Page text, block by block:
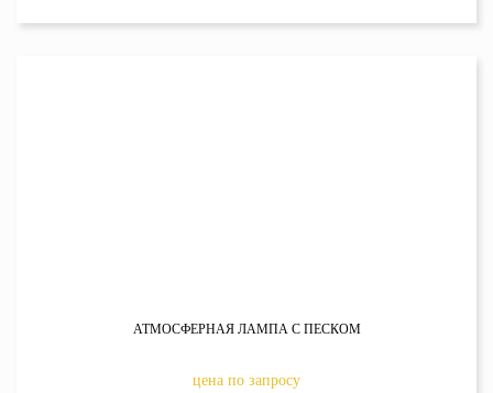
АТМОСФЕРНАЯ ЛАМПА С ПЕСКОМ
цена по запросу